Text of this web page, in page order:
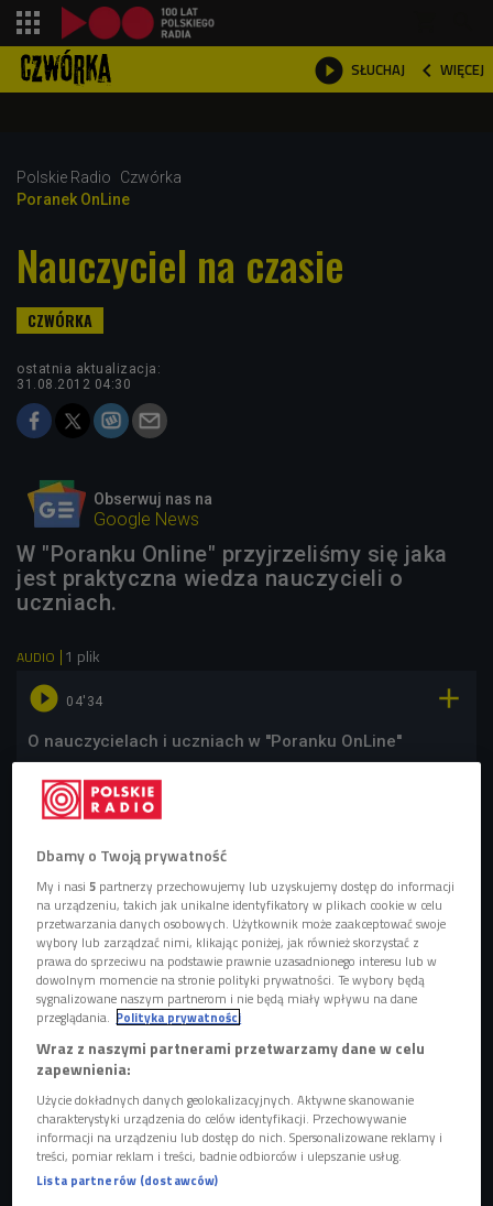
 SŁUCHAJ  WIĘCEJ

Polskie Radio
Czwórka
Poranek OnLine
Nauczyciel na czasie
ostatnia aktualizacja:
31.08.2012 04:30
Obserwuj nas na
Google News
W "Poranku Online" przyjrzeliśmy się jaka
jest praktyczna wiedza nauczycieli o
uczniach.
AUDIO 1 plik
 04'34 
O nauczycielach i uczniach w ''Poranku OnLine''
Wiedza na temat uczniów często pomaga nauczycielom w
procesie edukacji. Jednak czy belfrowie starają się
podopiecznych? W Stanach Zjednoczonych, przed
rozpoczęciem roku szkolnego, grono pedagogiczne
otrzymuje poradnik dla nauczyciela. Wydawnictwo ma
pomóc pedagogom lepiej zrozumieć swoich
podopiecznych.
Niestety w Polsce belfrowie nie otrzymują tzw. "Tips &
Tricks" w kontaktach z młodzieżą, dlatego sami
sprawdzają, jakie trendy panują wśród młodzieży. Dyrektor
jednego z warszawskich liceów na pytanie co to jest
Youtube, opisując portal pomylił go z Facebookiem. Nie
wiedział kim są hipsterzy, a na pytanie o Naszą Klasę,
Dbamy o Twoją prywatność
My i nasi5 partnerzy przechowujemy lub uzyskujemy dostęp do informacji
na urządzeniu, takich jak unikalne identyfikatory w plikach cookie w celu
przetwarzania danych osobowych. Użytkownik może zaakceptować swoje
wybory lub zarządzać nimi, klikając poniżej, jak również skorzystać z
prawa do sprzeciwu na podstawie prawnie uzasadnionego interesu lub w
dowolnym momencie na stronie polityki prywatności. Te wybory będą
sygnalizowane naszym partnerom i nie będą miały wpływu na dane
przeglądania. Polityka prywatności
Wraz z naszymi partnerami przetwarzamy dane w celu
zapewnienia:
Użycie dokładnych danych geolokalizacyjnych. Aktywne skanowanie
charakterystyki urządzenia do celów identyfikacji. Przechowywanie
informacji na urządzeniu lub dostęp do nich. Spersonalizowane reklamy i
treści, pomiar reklam i treści, badnie odbiorców i ulepszanie usług.
Lista partnerów (dostawców)